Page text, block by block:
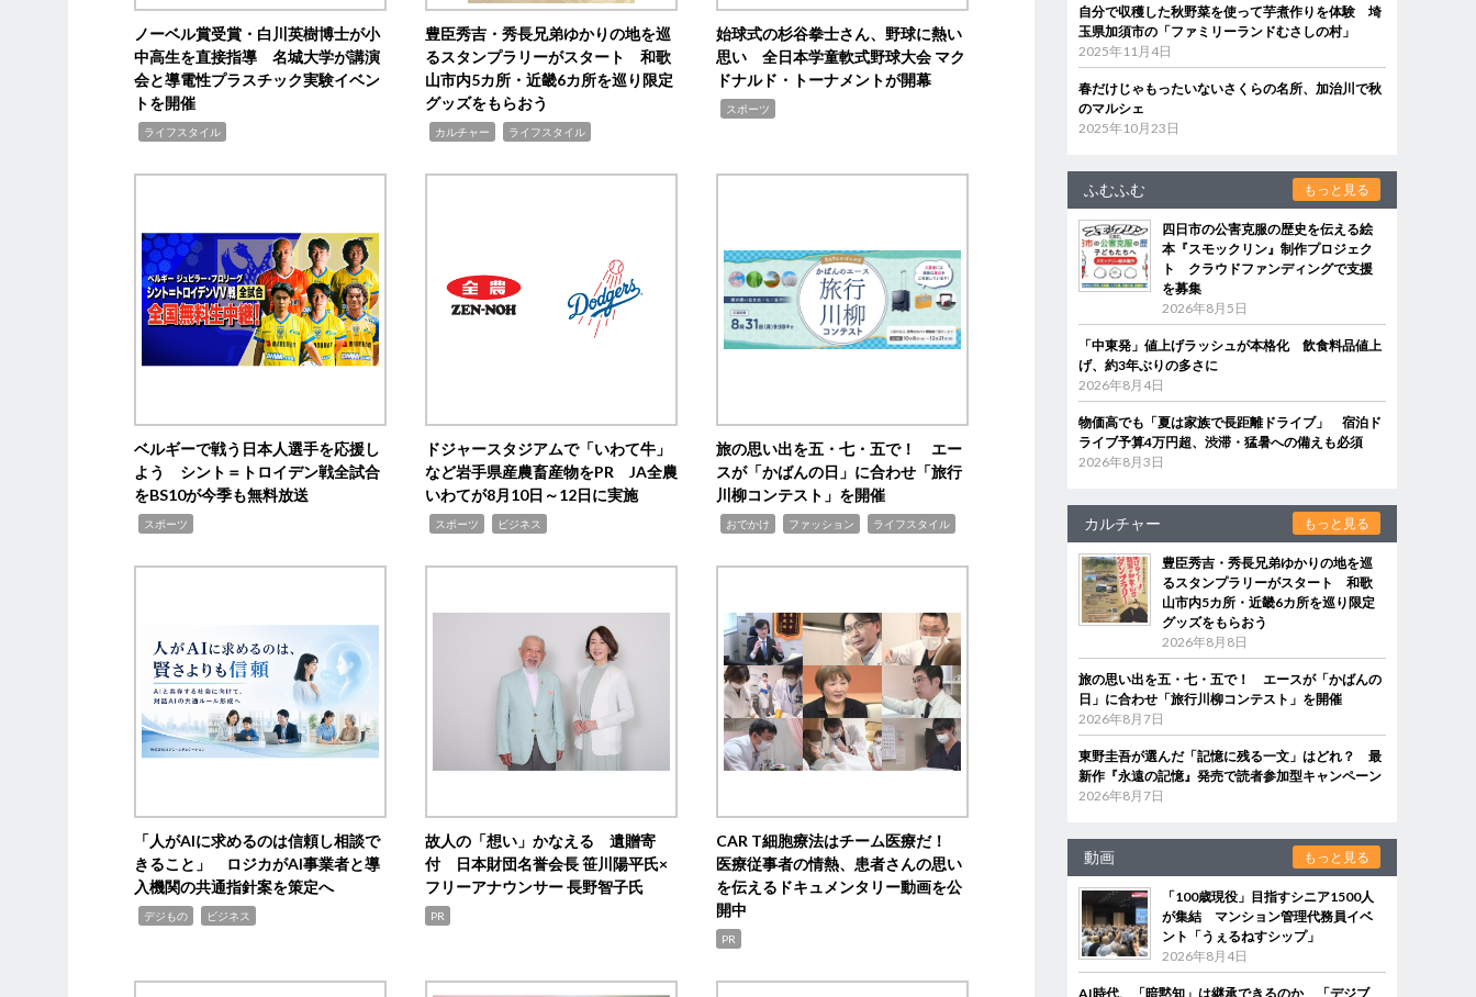
ノーベル賞受賞・白川英樹博士が小
中高生を直接指導 名城大学が講演
会と導電性プラスチック実験イベン
トを開催
ライフスタイル
豊臣秀吉・秀長兄弟ゆかりの地を巡
るスタンプラリーがスタート 和歌
山市内5カ所・近畿6カ所を巡り限定
グッズをもらおう
カルチャー ライフスタイル
始球式の杉谷拳士さん、野球に熱い
思い 全日本学童軟式野球大会 マク
ドナルド・トーナメントが開幕
スポーツ
ベルギーで戦う日本人選手を応援し
よう シント＝トロイデン戦全試合
をBS10が今季も無料放送
スポーツ
ドジャースタジアムで「いわて牛」
など岩手県産農畜産物をPR JA全農
いわてが8月10日～12日に実施
スポーツ ビジネス
旅の思い出を五・七・五で！ エー
スが「かばんの日」に合わせ「旅行
川柳コンテスト」を開催
おでかけ ファッション ライフスタイル
「人がAIに求めるのは信頼し相談で
きること」 ロジカがAI事業者と導
入機関の共通指針案を策定へ
デジもの ビジネス
故人の「想い」かなえる 遺贈寄
付 日本財団名誉会長 笹川陽平氏×
フリーアナウンサー 長野智子氏
PR
CAR T細胞療法はチーム医療だ！
医療従事者の情熱、患者さんの思い
を伝えるドキュメンタリー動画を公
開中
PR
自分で収穫した秋野菜を使って芋煮作りを体験 埼
玉県加須市の「ファミリーランドむさしの村」
2025年11月4日
春だけじゃもったいないさくらの名所、加治川で秋
のマルシェ
2025年10月23日
ふむふむ もっと見る
四日市の公害克服の歴史を伝える絵
本『スモックリン』制作プロジェク
ト クラウドファンディングで支援
を募集
2026年8月5日
「中東発」値上げラッシュが本格化 飲食料品値上
げ、約3年ぶりの多さに
2026年8月4日
物価高でも「夏は家族で長距離ドライブ」 宿泊ド
ライブ予算4万円超、渋滞・猛暑への備えも必須
2026年8月3日
カルチャー もっと見る
豊臣秀吉・秀長兄弟ゆかりの地を巡
るスタンプラリーがスタート 和歌
山市内5カ所・近畿6カ所を巡り限定
グッズをもらおう
2026年8月8日
旅の思い出を五・七・五で！ エースが「かばんの
日」に合わせ「旅行川柳コンテスト」を開催
2026年8月7日
東野圭吾が選んだ「記憶に残る一文」はどれ？ 最
新作『永遠の記憶』発売で読者参加型キャンペーン
2026年8月7日
動画 もっと見る
「100歳現役」目指すシニア1500人
が集結 マンション管理代務員イベ
ント「うぇるねすシップ」
2026年8月4日
AI時代、「暗黙知」は継承できるのか 「デジブ